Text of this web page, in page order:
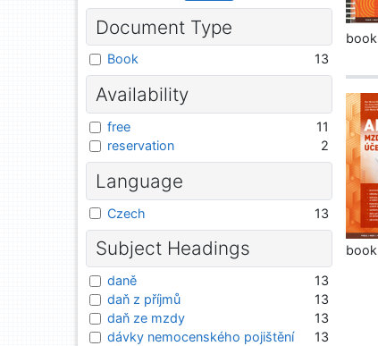
book
book
Document Type
Book 13
Availability
free
11
reservation
2
Language
Czech 13
Subject Headings
daně
13
daň z příjmů
13
daň ze mzdy
13
dávky nemocenského pojištění
13